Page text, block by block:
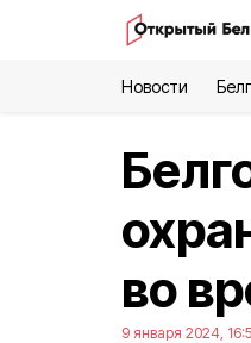
Новости
во
9 января 2024,